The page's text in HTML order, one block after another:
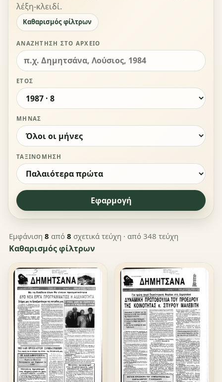
λέξη-κλειδί.
Καθαρισμός φίλτρων
ΑΝΑΖΉΤΗΣΗ ΣΤΟ ΑΡΧΕΊΟ
ΈΤΟΣ
ΜΉΝΑΣ
ΤΑΞΙΝΌΜΗΣΗ
Εφαρμογή
Εμφάνιση 8 από 8 σχετικά τεύχη · από 348 τεύχη
Καθαρισμός φίλτρων